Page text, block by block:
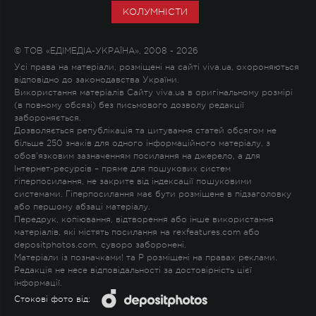
КОЛУМНІСТИ
© ТОВ «ЕДІМЕДІА-УКРАЇНА», 2008 - 2026
Усі права на матеріали, розміщені на сайті viva.ua, охороняються
відповідно до законодавства України.
Використання матеріалів Сайту viva.ua в оригінальному розмірі
(в повному обсязі) без письмового дозволу редакції
забороняється.
Дозволяється републікація та цитування статей обсягом не
більше 250 знаків для одного інформаційного матеріалу, з
обов'язковим зазначенням посилання на джерело, а для
Інтернет-ресурсів – пряме для пошукових систем
гіперпосилання, не закрите від індексації пошуковими
системами. Гіперпосилання має бути розміщене в підзаголовку
або першому абзаці матеріалу.
Передрук, копіювання, відтворення або інше використання
матеріалів, які містять посилання на rexfeatures.com або
depositphotos.com, суворо заборонені.
Матеріали із позначками! та P розміщені на правах реклами.
Редакція не несе відповідальності за достовірність цієї
інформації.
Стокові фото від: